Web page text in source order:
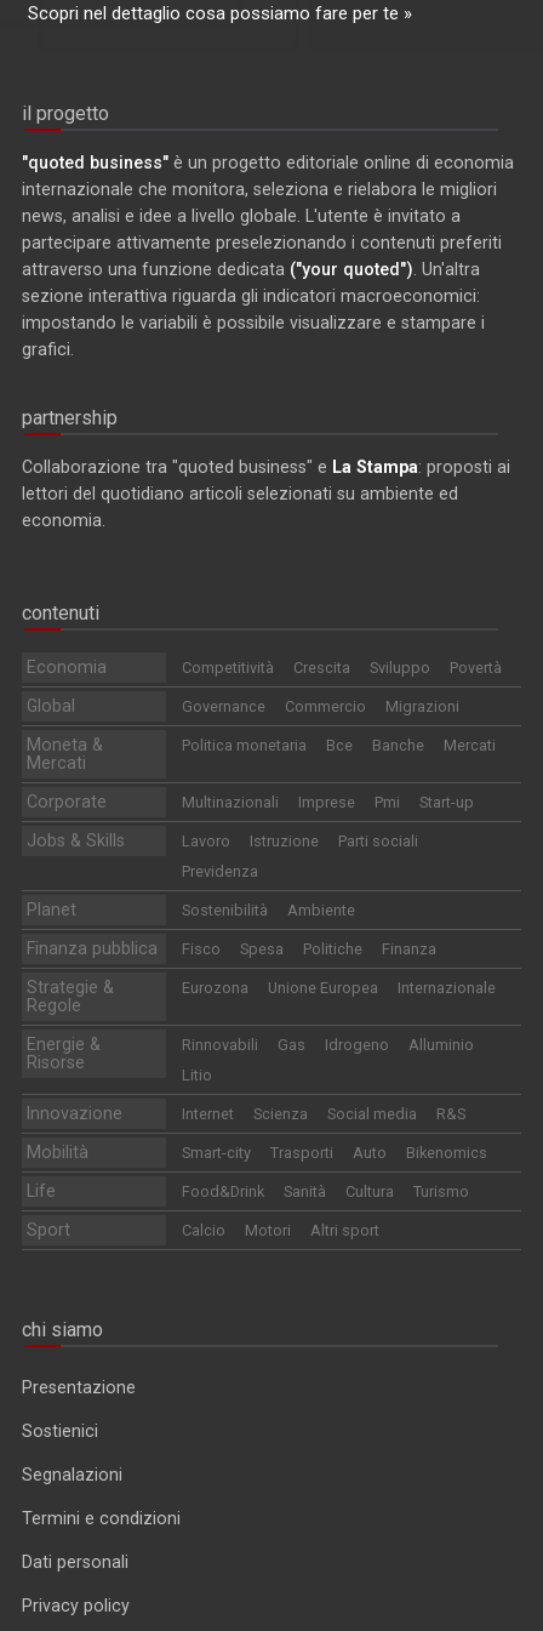
Scopri nel dettaglio cosa possiamo fare per te »
il progetto
"quoted business" è un progetto editoriale online di economia
internazionale che monitora, seleziona e rielabora le migliori
news, analisi e idee a livello globale. L'utente è invitato a
partecipare attivamente preselezionando i contenuti preferiti
attraverso una funzione dedicata ("your quoted") . Un'altra
sezione interattiva riguarda gli indicatori macroeconomici:
impostando le variabili è possibile visualizzare e stampare i
grafici.
partnership
Collaborazione tra "quoted business" e La Stampa: proposti ai
lettori del quotidiano articoli selezionati su ambiente ed
economia.
contenuti
Economia Competitività Crescita Sviluppo Povertà
Global Governance Commercio Migrazioni
Moneta &
Mercati
Politica monetaria Bce Banche Mercati
Corporate Multinazionali Imprese Pmi Start-up
Jobs & Skills Lavoro Istruzione
Parti sociali
Previdenza
Planet Sostenibilità Ambiente
Finanza pubblica Fisco Spesa Politiche Finanza
Strategie &
Regole
Eurozona Unione Europea Internazionale
Energie &
Risorse
Rinnovabili Gas Idrogeno
Alluminio
Litio
Innovazione Internet Scienza Social media R&S
Mobilità Smart-city Trasporti Auto Bikenomics
Life Food&Drink Sanità Cultura Turismo
Sport Calcio Motori Altri sport
chi siamo
Presentazione
Sostienici
Segnalazioni
Termini e condizioni
Dati personali
Privacy policy